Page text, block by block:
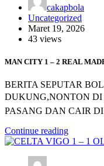
cakapbola
Uncategorized
Maret 19, 2026
43 views
MAN CITY 1 – 2 REAL
BERITA SEPUTAR
DUKUNG,NONTON DI
PASANG DAN CAIR DI
Continue reading